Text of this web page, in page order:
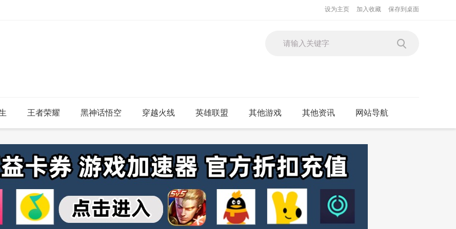
设为主页 加入收藏 保存到桌面
王者荣耀 黑神话悟空 穿越火线 英雄联盟 其他游戏 其他资讯 网站导航